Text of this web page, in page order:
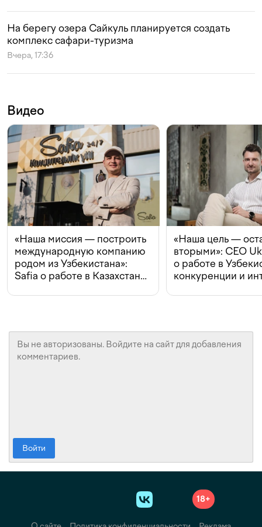
На берегу озера Сайкуль планируется создать
комплекс сафари-туризма
Вчера, 17:36
Видео
«Наша миссия — построить
международную компанию
родом из Узбекистана»:
Safia о работе в Казахстане,
«Наша цель —
вторыми»: CEO
о работе в
конкуренции и
Войти
18+